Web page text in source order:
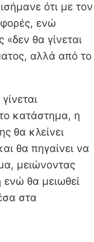
ότι με τον
ενώ
θα γίνεται
αλλά από το
κατάστημα, η
θα κλείνει
θα πηγαίνει να
μειώνοντας
θα μειωθεί
στα